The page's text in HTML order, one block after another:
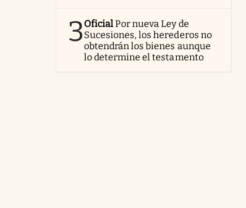
3OficialPor nueva Ley de
Sucesiones, los herederos no
obtendrán los bienes aunque
lo determine el testamento